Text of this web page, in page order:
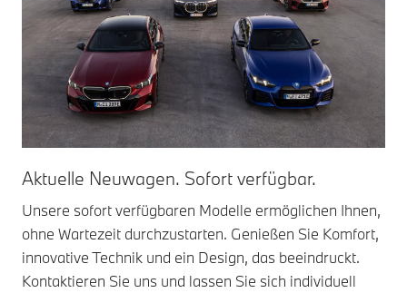
Aktuelle Neuwagen. Sofort verfügbar.
Unsere sofort verfügbaren Modelle ermöglichen Ihnen,
ohne Wartezeit durchzustarten. Genießen Sie Komfort,
innovative Technik und ein Design, das beeindruckt.
Kontaktieren Sie uns und lassen Sie sich individuell